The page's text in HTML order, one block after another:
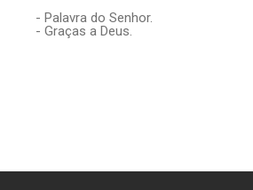
- Palavra do Senhor.
- Graças a Deus.